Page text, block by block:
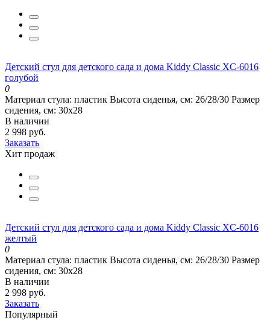
Детский стул для детского сада и дома Kiddy Classic XC-6016
голубой
0
Материал стула: пластик Высота сиденья, см: 26/28/30 Размер
сидения, см: 30х28
В наличии
2 998 руб.
Заказать
Хит продаж
Детский стул для детского сада и дома Kiddy Classic XC-6016
желтый
0
Материал стула: пластик Высота сиденья, см: 26/28/30 Размер
сидения, см: 30х28
В наличии
2 998 руб.
Заказать
Популярный